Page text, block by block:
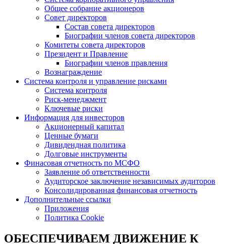
Общее собрание акционеров
Совет директоров
Состав совета директоров
Биографии членов совета директоров
Комитеты совета директоров
Президент и Правление
Биографии членов правления
Вознаграждение
Система контроля и управление рисками
Система контроля
Риск-менеджмент
Ключевые риски
Информация для инвесторов
Акционерный капитал
Ценные бумаги
Дивидендная политика
Долговые инструменты
Финасовая отчетность по МСФО
Заявление об ответственности
Аудиторское заключение независимых аудиторов
Консолидированная финансовая отчетность
Дополнительные ссылки
Приложения
Политика Cookie
ОБЕСПЕЧИВАЕМ ДВИЖЕНИЕ К